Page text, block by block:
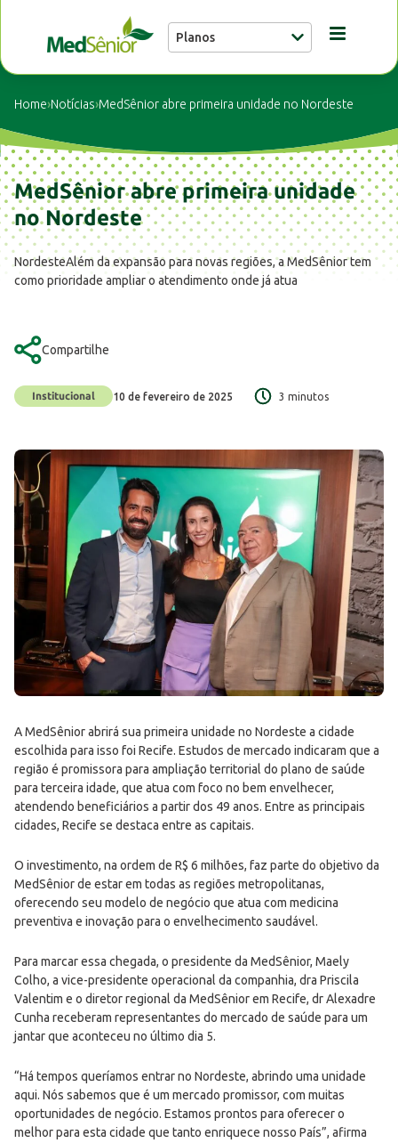
Planos
Unidades
Notícias
Buscar
Home›Notícias›MedSênior abre primeira unidade no Nordeste
MedSênior abre primeira unidade
no Nordeste
NordesteAlém da expansão para novas regiões, a MedSênior tem
como prioridade ampliar o atendimento onde já atua
Compartilhe
10 de fevereiro de 2025 3 minutos
Institucional
A MedSênior abrirá sua primeira unidade no Nordeste a cidade
escolhida para isso foi Recife. Estudos de mercado indicaram que a
região é promissora para ampliação territorial do plano de saúde
para terceira idade, que atua com foco no bem envelhecer,
atendendo beneficiários a partir dos 49 anos. Entre as principais
cidades, Recife se destaca entre as capitais.
O investimento, na ordem de R$ 6 milhões, faz parte do objetivo da
MedSênior de estar em todas as regiões metropolitanas,
oferecendo seu modelo de negócio que atua com medicina
preventiva e inovação para o envelhecimento saudável.
Para marcar essa chegada, o presidente da MedSênior, Maely
Colho, a vice-presidente operacional da companhia, dra Priscila
Valentim e o diretor regional da MedSênior em Recife, dr Alexadre
Cunha receberam representantes do mercado de saúde para um
jantar que aconteceu no último dia 5.
“Há tempos queríamos entrar no Nordeste, abrindo uma unidade
aqui. Nós sabemos que é um mercado promissor, com muitas
oportunidades de negócio. Estamos prontos para oferecer o
melhor para esta cidade que tanto enriquece nosso País”, afirma